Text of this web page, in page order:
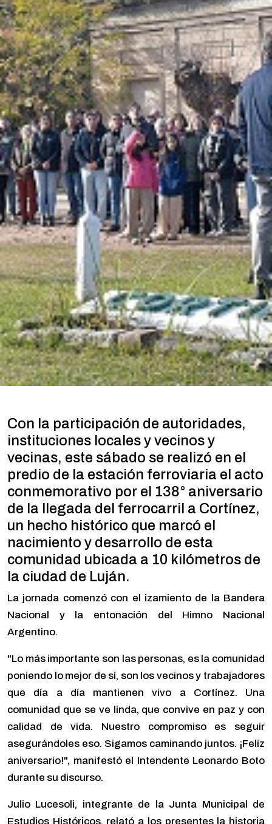
Con la participación de autoridades,
instituciones locales y vecinos y
vecinas, este sábado se realizó en el
predio de la estación ferroviaria el acto
conmemorativo por el 138° aniversario
de la llegada del ferrocarril a Cortínez,
un hecho histórico que marcó el
nacimiento y desarrollo de esta
comunidad ubicada a 10 kilómetros de
la ciudad de Luján.
La jornada comenzó con el izamiento de la Bandera
Nacional y la entonación del Himno Nacional
Argentino.
"Lo más importante son las personas, es la comunidad
poniendo lo mejor de sí, son los vecinos y trabajadores
que día a día mantienen vivo a Cortínez. Una
comunidad que se ve linda, que convive en paz y con
calidad de vida. Nuestro compromiso es seguir
asegurándoles eso. Sigamos caminando juntos. ¡Feliz
aniversario!", manifestó el Intendente Leonardo Boto
durante su discurso.
Julio Lucesoli, integrante de la Junta Municipal de
Estudios Históricos, relató a los presentes la historia